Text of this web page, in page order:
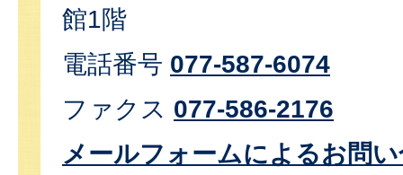
館1階
電話番号 077-587-6074
ファクス 077-586-2176
メールフォームによるお問